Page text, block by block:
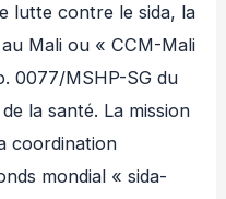
lutte contre le sida, la
Mali ou « CCM-Mali
0077/MSHP-SG du
la santé. La mission
coordination
mondial « sida-